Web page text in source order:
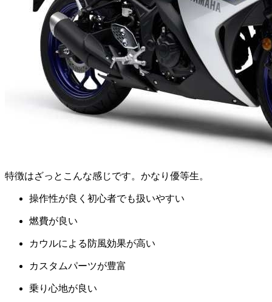
特徴はざっとこんな感じです。かなり優等生。
操作性が良く初心者でも扱いやすい
燃費が良い
カウルによる防風効果が高い
カスタムパーツが豊富
乗り心地が良い